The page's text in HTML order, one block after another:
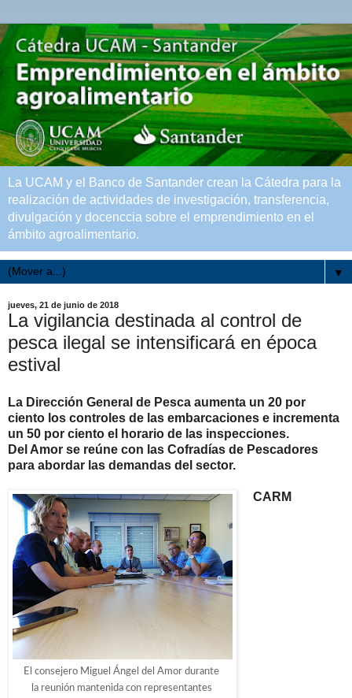
La UCAM y el Banco de Santander crean la Cátedra para la
realización de actividades de investigación, transferencia,
divulgación y docenccia sobre el emprendimiento en el
ámbito agroalimentario.
▼
jueves, 21 de junio de 2018
La vigilancia destinada al control de
pesca ilegal se intensificará en época
estival
La Dirección General de Pesca aumenta un 20 por
ciento los controles de las embarcaciones e incrementa
un 50 por ciento el horario de las inspecciones.
Del Amor se reúne con las Cofradías de Pescadores
para abordar las demandas del sector.
El consejero Miguel Ángel del Amor durante
la reunión mantenida con representantes
CARM